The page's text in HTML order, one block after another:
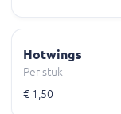
Hotwings
Per stuk
€ 1,50